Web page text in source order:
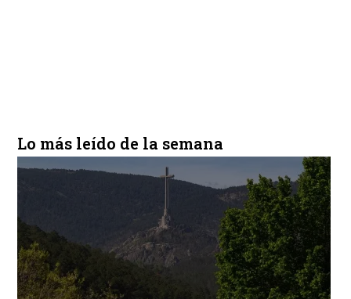
Lo más leído de la semana